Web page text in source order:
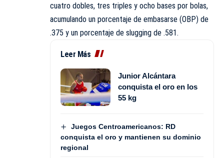
cuatro dobles, tres triples y ocho bases por bolas,
acumulando un porcentaje de embasarse (OBP) de
.375 y un porcentaje de slugging de .581.
Leer Más
Junior Alcántara
conquista el oro en los
55 kg
Juegos Centroamericanos: RD
conquista el oro y mantienen su dominio
regional